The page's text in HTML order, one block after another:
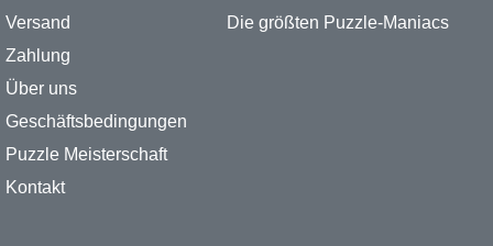
Versand
Zahlung
Über uns
Geschäftsbedingungen
Puzzle Meisterschaft
Kontakt
Die größten Puzzle-Maniacs